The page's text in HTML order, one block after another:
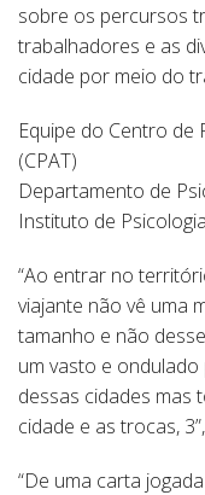
sobre os percursos
trabalhadores e as
cidade por meio do
Equipe do Centro de
(CPAT)
Departamento de
Instituto de
“Ao entrar no
viajante não vê uma
tamanho e não
um vasto e
dessas cidades mas
cidade e as trocas,
“De uma carta